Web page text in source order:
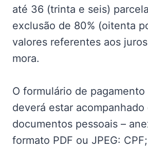
até 36 (trinta e seis)
exclusão de 80% (oitenta
valores referentes aos
mora.
O formulário de pagamento
deverá estar
documentos pessoais –
formato PDF ou JPEG: